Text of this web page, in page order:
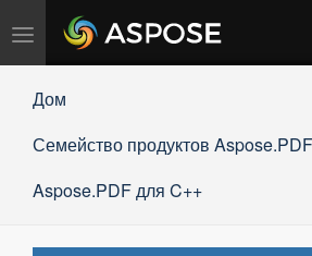
Переключить
навигацию
Дом
Семейство продуктов Aspose.PDF
Aspose.PDF для C++